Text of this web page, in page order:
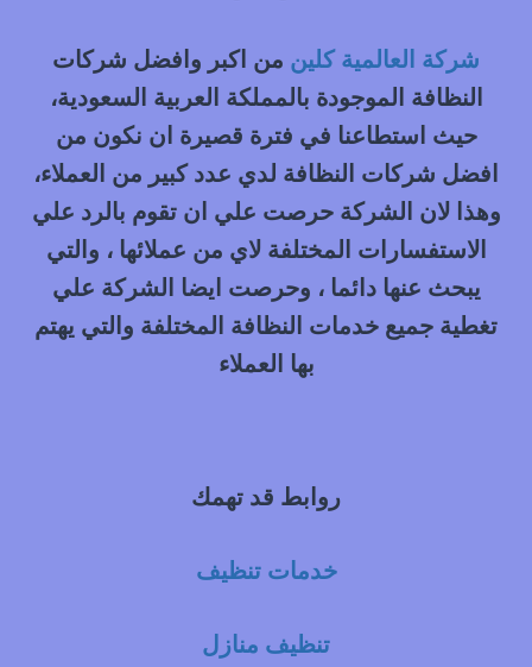
شركة العالمية كلين من اكبر وافضل شركات
النظافة الموجودة بالمملكة العربية السعودية،
حيث استطاعنا في فترة قصيرة ان نكون من
افضل شركات النظافة لدي عدد كبير من العملاء،
وهذا لان الشركة حرصت علي ان تقوم بالرد علي
الاستفسارات المختلفة لاي من عملائها ، والتي
يبحث عنها دائما ، وحرصت ايضا الشركة علي
تغطية جميع خدمات النظافة المختلفة والتي يهتم
بها العملاء
روابط قد تهمك
خدمات تنظيف
تنظيف منازل